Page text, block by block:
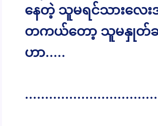
နေတဲ့ သူမရင်သားလေ
တကယ်တော့ သူမနှုတ်ခ
ဟာ…..